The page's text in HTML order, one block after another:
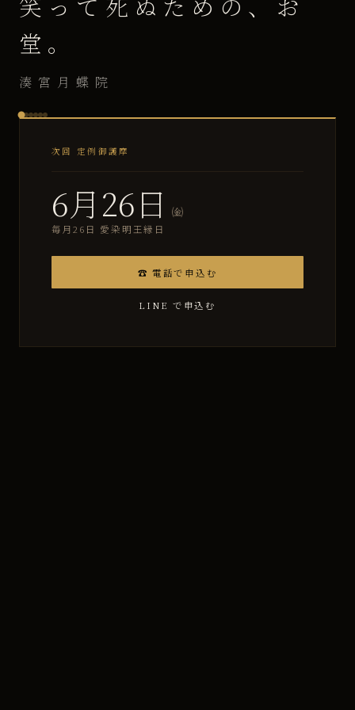
堂。
湊宮月蝶院
次回 定例御護摩
6月26日 ㈮
毎月26日 愛染明王縁日
☎ 電話で申込む
LINE で申込む